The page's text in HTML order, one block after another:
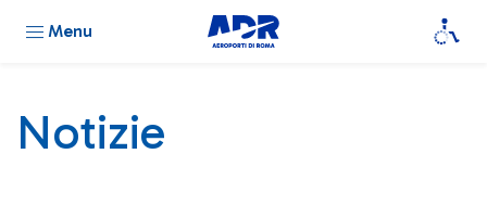
Menu
Notizie